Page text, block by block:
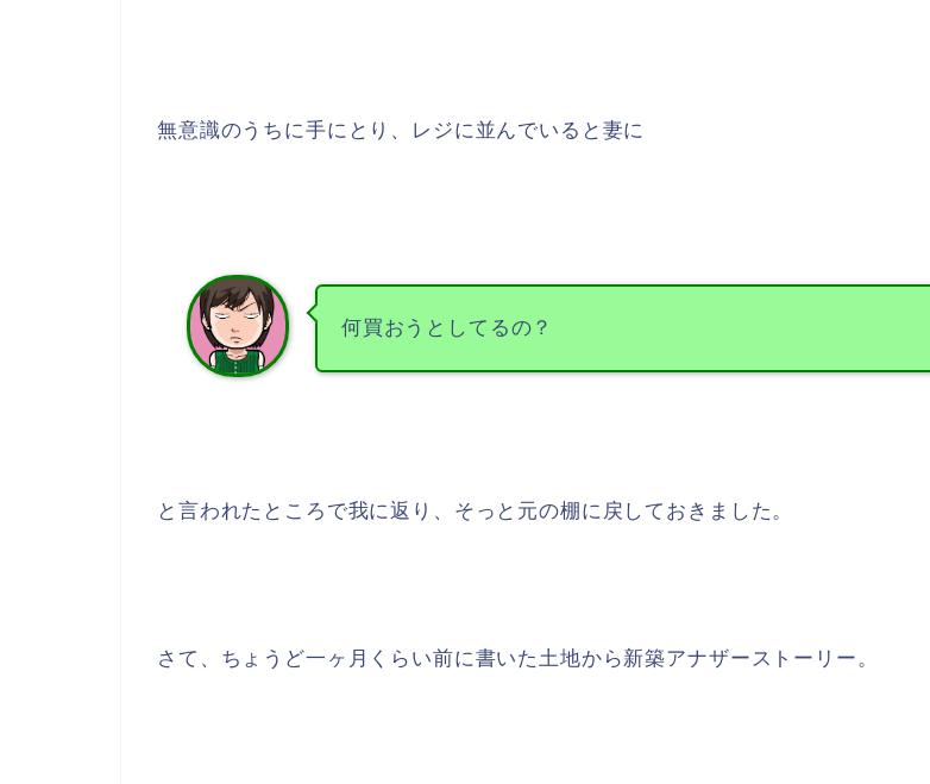
無意識のうちに手にとり、レジに並んでいると妻に
何買おうとしてるの？
と言われたところで我に返り、そっと元の棚に戻しておきました。
さて、ちょうど一ヶ月くらい前に書いた土地から新築アナザーストーリー。